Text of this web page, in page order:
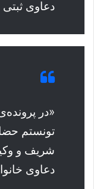
دعاوی ثبتی
«در
تونستم
شریف و
دعاوی